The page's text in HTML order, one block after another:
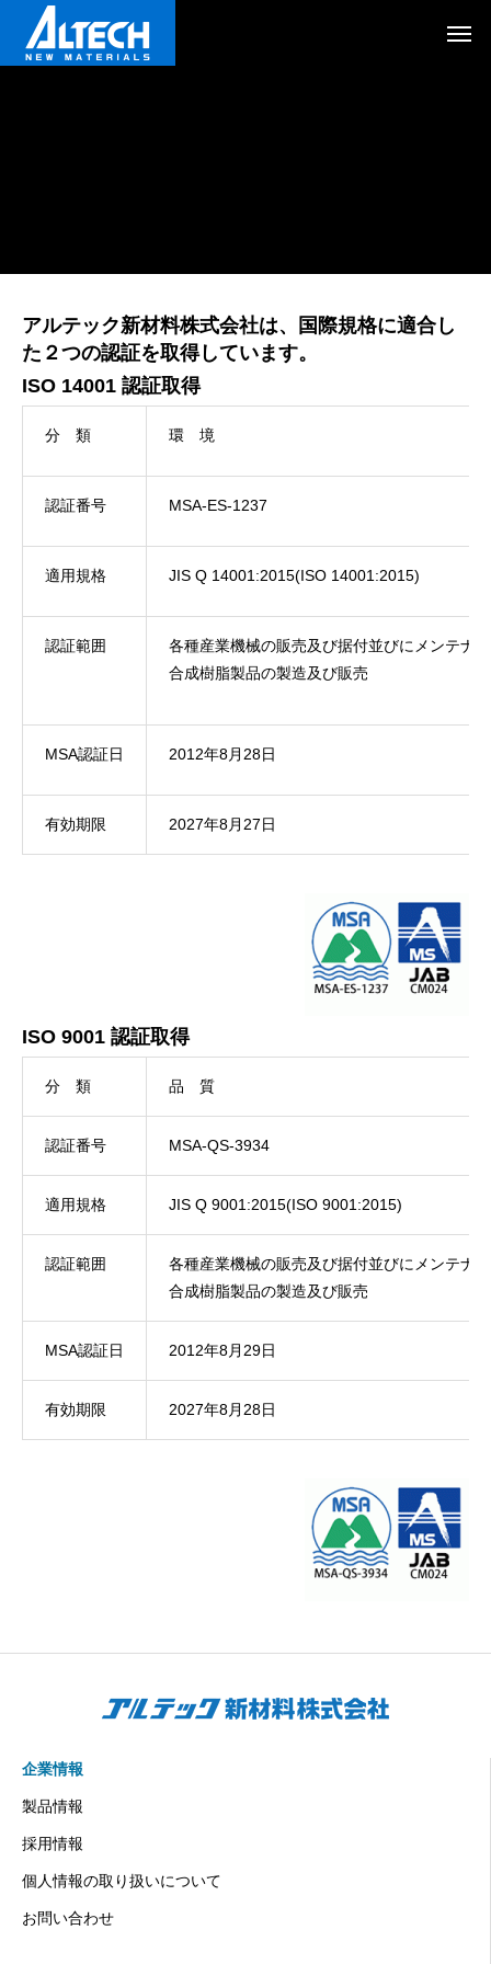
アルテック新材料株式会社は、国際規格に適合し
た２つの認証を取得しています。
ISO 14001 認証取得
分 類 環 境
認証番号 MSA-ES-1237
適用規格 JIS Q 14001:2015(ISO 14001:2015)
認証範囲
各種産業機械の販売及び据付並びにメンテナ
合成樹脂製品の製造及び販売
MSA認証日 2012年8月28日
有効期限 2027年8月27日
ISO 9001 認証取得
分 類 品 質
認証番号 MSA-QS-3934
適用規格 JIS Q 9001:2015(ISO 9001:2015)
認証範囲
各種産業機械の販売及び据付並びにメンテナ
合成樹脂製品の製造及び販売
MSA認証日 2012年8月29日
有効期限 2027年8月28日
企業情報
製品情報
採用情報
個人情報の取り扱いについて
お問い合わせ